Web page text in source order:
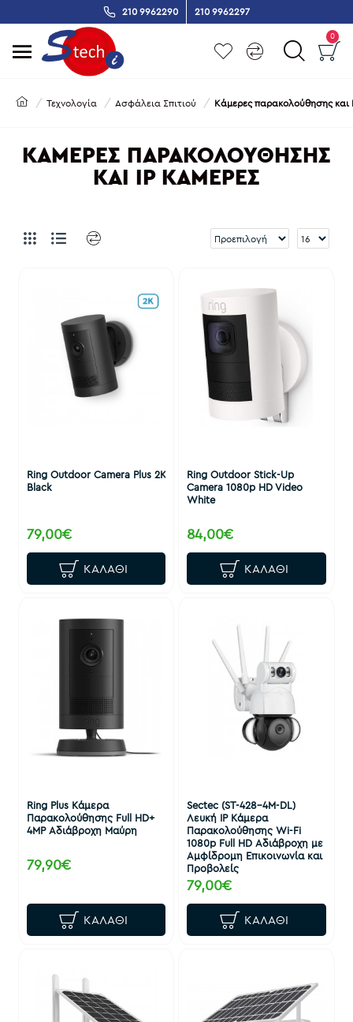
210 9962290 210 9962297
0
Τεχνολογία Ασφάλεια Σπιτιού Κάμερες παρακολούθησης και
ΚΆΜΕΡΕΣ ΠΑΡΑΚΟΛΟΎΘΗΣΗΣ
ΚΑΙ IP ΚΆΜΕΡΕΣ
Ring Outdoor Camera Plus 2K
Black
79,00€
ΚΑΛΆΘΙ
Ring Outdoor Stick-Up
Camera 1080p HD Video
White
84,00€
ΚΑΛΆΘΙ
Ring Plus Κάμερα
Παρακολούθησης Full HD+
4MP Αδιάβροχη Μαύρη
79,90€
ΚΑΛΆΘΙ
Sectec (ST-428-4M-DL)
Λευκή IP Κάμερα
Παρακολούθησης Wi-Fi
1080p Full HD Αδιάβροχη με
Αμφίδρομη Επικοινωνία και
Προβολείς
79,00€
ΚΑΛΆΘΙ